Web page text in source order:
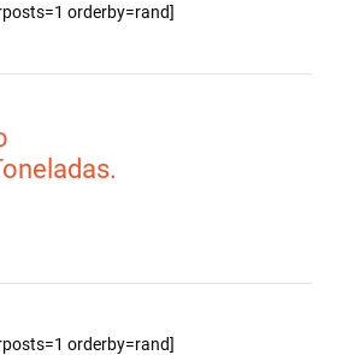
orderby=rand]
orderby=rand]